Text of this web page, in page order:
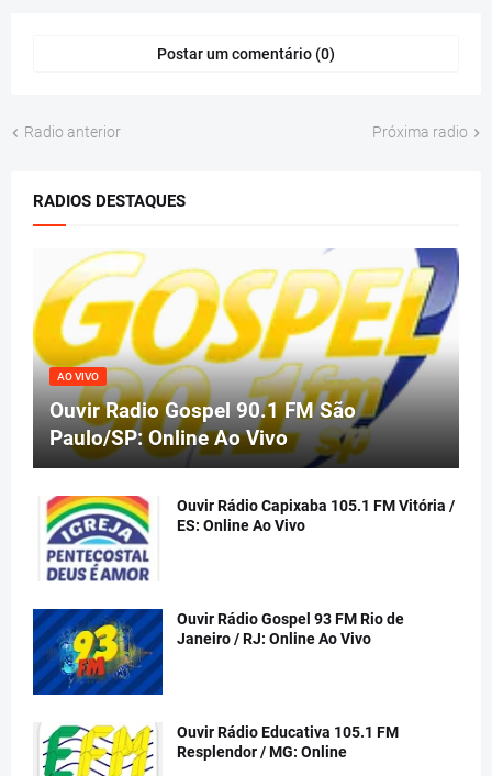
Postar um comentário (0)
Radio anterior Próxima radio
RADIOS DESTAQUES
AO VIVO
Ouvir Radio Gospel 90.1 FM São
Paulo/SP: Online Ao Vivo
Ouvir Rádio Capixaba 105.1 FM Vitória /
ES: Online Ao Vivo
Ouvir Rádio Gospel 93 FM Rio de
Janeiro / RJ: Online Ao Vivo
Ouvir Rádio Educativa 105.1 FM
Resplendor / MG: Online